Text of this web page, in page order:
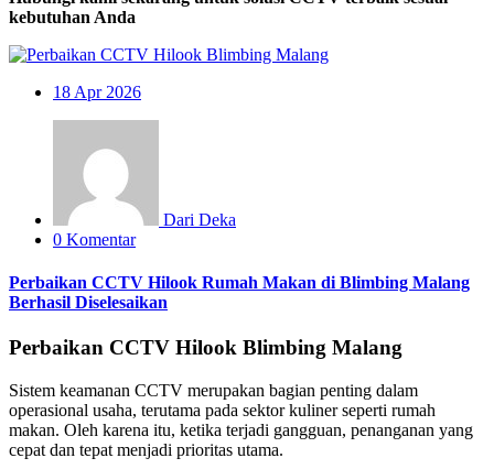
kebutuhan Anda
18 Apr 2026
Dari Deka
0 Komentar
Perbaikan CCTV Hilook Rumah Makan di Blimbing Malang
Berhasil Diselesaikan
Perbaikan CCTV Hilook Blimbing Malang
Sistem keamanan CCTV merupakan bagian penting dalam
operasional usaha, terutama pada sektor kuliner seperti rumah
makan. Oleh karena itu, ketika terjadi gangguan, penanganan yang
cepat dan tepat menjadi prioritas utama.